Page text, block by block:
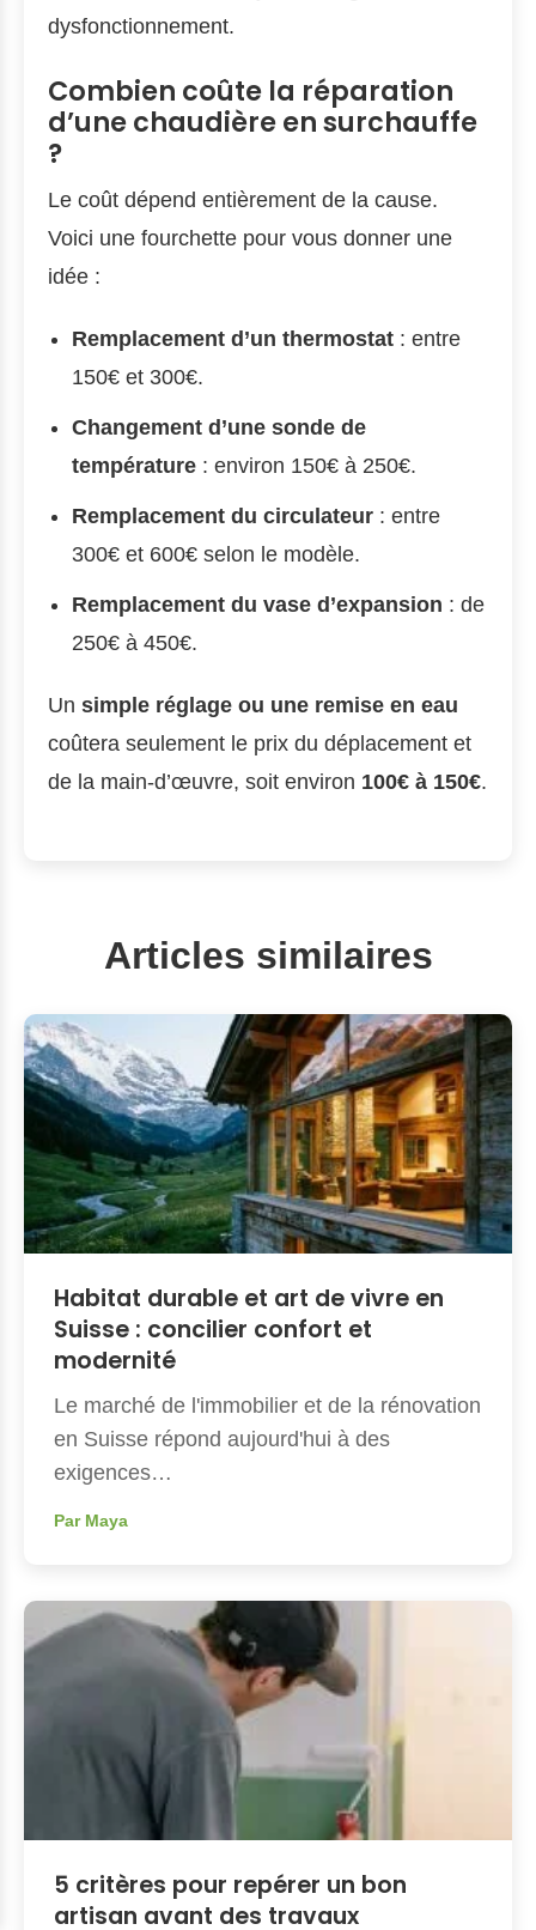
dysfonctionnement.
Combien coûte la réparation
d’une chaudière en surchauffe
?
Le coût dépend entièrement de la cause.
Voici une fourchette pour vous donner une
idée :
Remplacement d’un thermostat : entre
150€ et 300€.
Changement d’une sonde de
température : environ 150€ à 250€.
Remplacement du circulateur : entre
300€ et 600€ selon le modèle.
Remplacement du vase d’expansion : de
250€ à 450€.
Un simple réglage ou une remise en eau
coûtera seulement le prix du déplacement et
de la main-d’œuvre, soit environ 100€ à 150€.
Articles similaires
Habitat durable et art de vivre en
Suisse : concilier confort et
modernité
Le marché de l'immobilier et de la rénovation
en Suisse répond aujourd'hui à des
exigences…
Par Maya
5 critères pour repérer un bon
artisan avant des travaux